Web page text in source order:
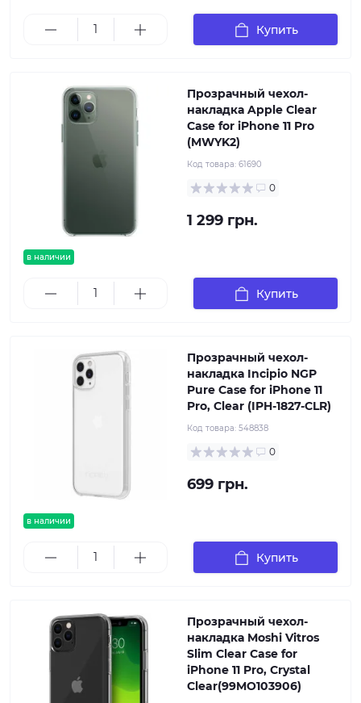
Купить
в наличии
Прозрачный чехол-
накладка Apple Clear
Case for iPhone 11 Pro
(MWYK2)
Код товара: 61690
0
1 299 грн.
Купить
в наличии
Прозрачный чехол-
накладка Incipio NGP
Pure Case for iPhone 11
Pro, Clear (IPH-1827-CLR)
Код товара: 548838
0
699 грн.
Купить
Прозрачный чехол-
накладка Moshi Vitros
Slim Clear Case for
iPhone 11 Pro, Crystal
Clear(99MO103906)